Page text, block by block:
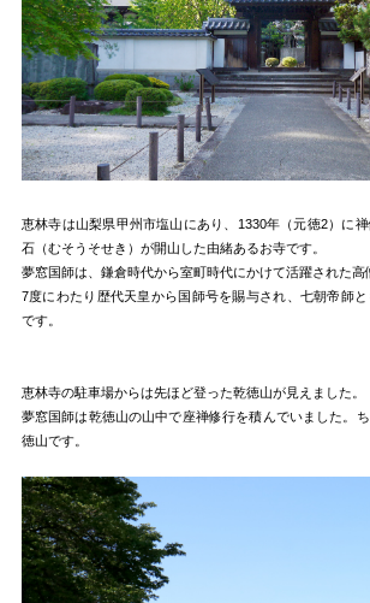
恵林寺は山梨県甲州市塩山にあり、1330年（元徳2）に
石（むそうそせき）が開山した由緒あるお寺です。
夢窓国師は、鎌倉時代から室町時代にかけて活躍された高
7度にわたり歴代天皇から国師号を賜与され、七朝帝師
です。
恵林寺の駐車場からは先ほど登った乾徳山が見えました。
夢窓国師は乾徳山の山中で座禅修行を積んでいました。
徳山です。